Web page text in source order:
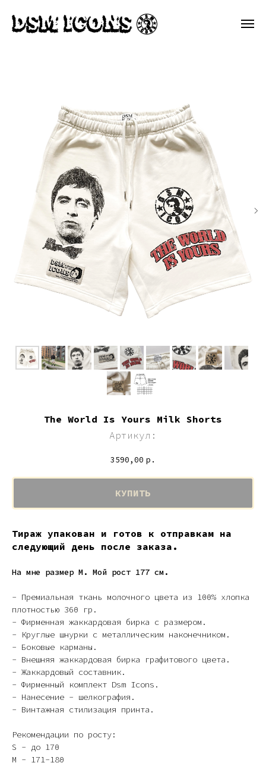
The World Is Yours Milk Shorts
Артикул:
3590,00 р.
КУПИТЬ
Тираж упакован и готов к отправкам на
следующий день после заказа.
На мне размер M. Мой рост 177 см.
- Премиальная ткань молочного цвета из 100% хлопка
плотностью 360 гр.
- Фирменная жаккардовая бирка с размером.
- Круглые шнурки с металлическим наконечником.
- Боковые карманы.
- Внешняя жаккардовая бирка графитового цвета.
- Жаккардовый составник.
- Фирменный комплект Dsm Icons.
- Нанесение - шелкография.
- Винтажная стилизация принта.
Рекомендации по росту:
S - до 170
M - 171-180